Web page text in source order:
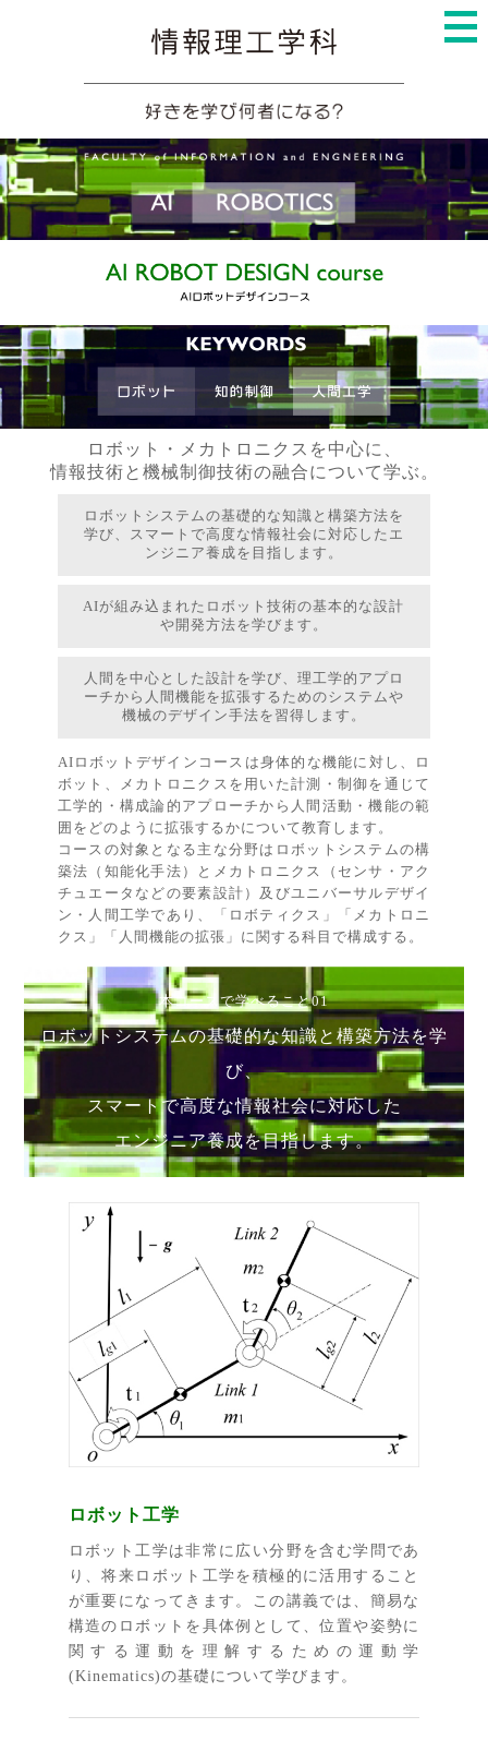
ロボット・メカトロニクスを中心に、
情報技術と機械制御技術の融合について学ぶ。
ロボットシステムの基礎的な知識と構築方法を
学び、スマートで高度な情報社会に対応したエ
ンジニア養成を目指します。
AIが組み込まれたロボット技術の基本的な設計
や開発方法を学びます。
人間を中心とした設計を学び、理工学的アプロ
ーチから人間機能を拡張するためのシステムや
機械のデザイン手法を習得します。
AIロボットデザインコースは身体的な機能に対し、ロ
ボット、メカトロニクスを用いた計測・制御を通じて
工学的・構成論的アプローチから人間活動・機能の範
囲をどのように拡張するかについて教育します。
コースの対象となる主な分野はロボットシステムの構
築法（知能化手法）とメカトロニクス（センサ・アク
チュエータなどの要素設計）及びユニバーサルデザイ
ン・人間工学であり、「ロボティクス」「メカトロニ
クス」「人間機能の拡張」に関する科目で構成する。
本コースで学べること01
ロボットシステムの基礎的な知識と構築方法を学
び、
スマートで高度な情報社会に対応した
エンジニア養成を目指します。
ロボット工学
ロボット工学は非常に広い分野を含む学問であ
り、将来ロボット工学を積極的に活用すること
が重要になってきます。この講義では、簡易な
構造のロボットを具体例として、位置や姿勢に
関する運動を理解するための運動学
(Kinematics)の基礎について学びます。